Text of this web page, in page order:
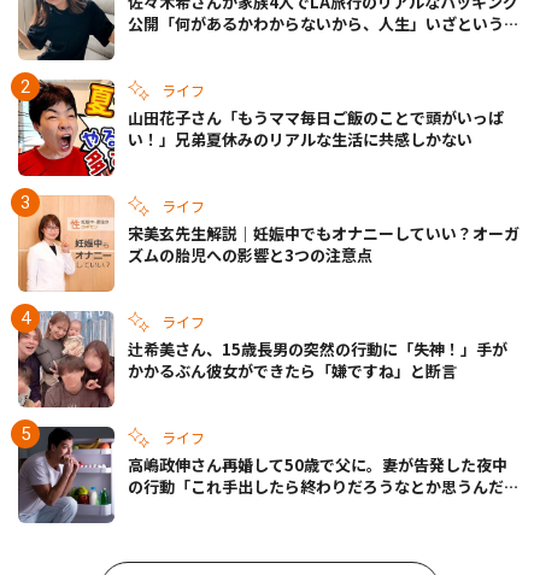
公開「何があるかわからないから、人生」いざというと
ライフ
山田花子さん「もうママ毎日ご飯のことで頭がいっぱ
い！」兄弟夏休みのリアルな生活に共感しかない
ライフ
宋美玄先生解説｜妊娠中でもオナニーしていい？オーガ
ズムの胎児への影響と3つの注意点
ライフ
辻希美さん、15歳長男の突然の行動に「失神！」手が
かかるぶん彼女ができたら「嫌ですね」と断言
ライフ
高嶋政伸さん再婚して50歳で父に。妻が告発した夜中
の行動「これ手出したら終わりだろうなとか思うんだけ